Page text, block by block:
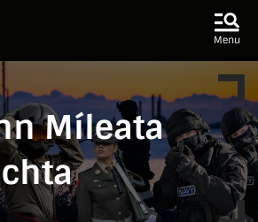
Menu
Míleata